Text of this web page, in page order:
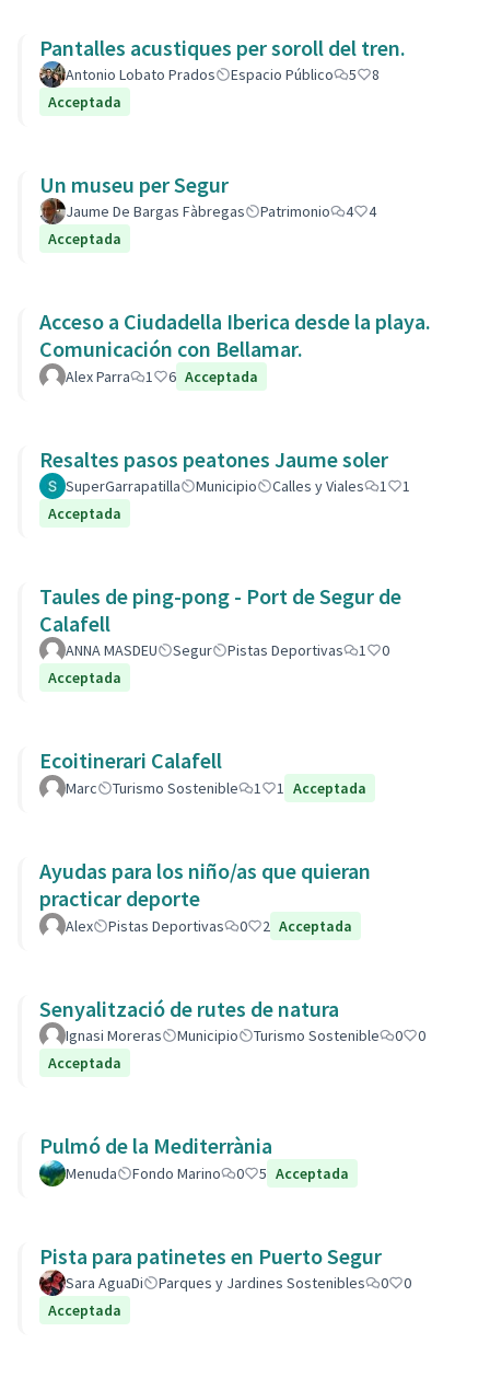
Pantalles acustiques per soroll del tren.
Antonio Lobato Prados Espacio Público 5
8
Acceptada
Un museu per Segur
Jaume De Bargas Fàbregas Patrimonio 4
4
Acceptada
Acceso a Ciudadella Iberica desde la playa.
Comunicación con Bellamar.
Alex Parra 1 6 Acceptada
Resaltes pasos peatones Jaume soler
SuperGarrapatilla Municipio Calles y Viales 1
1
Acceptada
Taules de ping-pong - Port de Segur de
Calafell
ANNA MASDEU Segur Pistas Deportivas 1
0
Acceptada
Ecoitinerari Calafell
Marc Turismo Sostenible 1 1 Acceptada
Ayudas para los niño/as que quieran
practicar deporte
Alex Pistas Deportivas 0 2 Acceptada
Senyalització de rutes de natura
Ignasi Moreras Municipio Turismo Sostenible 0
0
Acceptada
Pulmó de la Mediterrània
Menuda Fondo Marino 0 5 Acceptada
Pista para patinetes en Puerto Segur
Sara AguaDi Parques y Jardines Sostenibles 0
0
Acceptada